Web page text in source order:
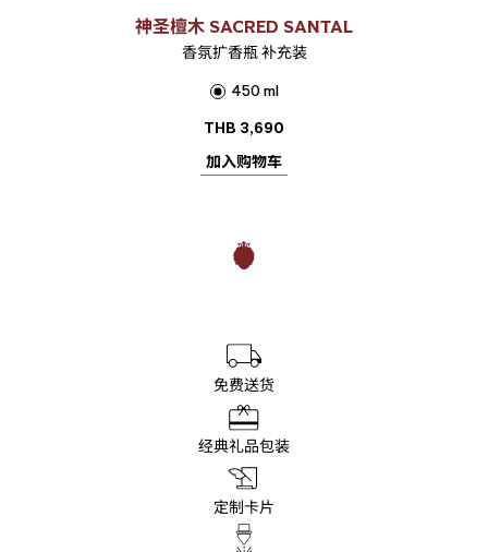
神圣檀木 SACRED SANTAL
香氛扩香瓶 补充装
450 ml
THB 3,690
加入购物车
免费送货
经典礼品包装
定制卡片